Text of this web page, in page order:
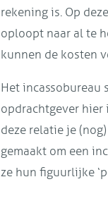
rekening is. Op
oploopt naar al te
kunnen de kosten
Het incassobureau
opdrachtgever hier
deze relatie je
gemaakt om een
ze hun figuurlijke